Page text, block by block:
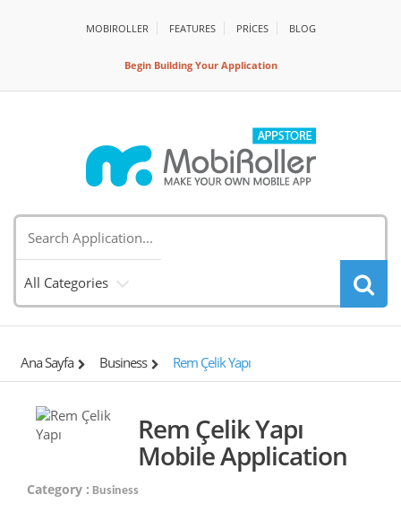
MOBIROLLER FEATURES PRİCES BLOG
Begin Building Your Application
All Categories
Ana Sayfa Business Rem Çelik Yapı
Rem Çelik Yapı
Mobile Application
Category : Business